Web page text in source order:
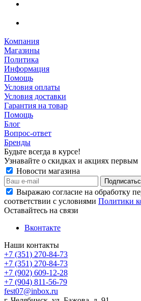
Компания
Магазины
Политика
Информация
Помощь
Условия оплаты
Условия доставки
Гарантия на товар
Помощь
Блог
Вопрос-ответ
Бренды
Будьте всегда в курсе!
Узнавайте о скидках и акциях первым
Новости магазина
Выражаю согласие на обработку
соответствии с условиями Политики
Оставайтесь на связи
Вконтакте
Наши контакты
+7 (351) 270-84-73
+7 (351) 270-84-73
+7 (902) 609-12-28
+7 (904) 811-56-79
fest07@inbox.ru